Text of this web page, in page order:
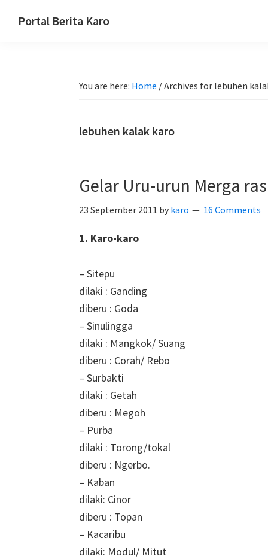
Portal Berita Karo
You are here: Home /Archives for lebuhen
lebuhen kalak karo
Gelar Uru-urun Merga
23 September 2011 by karo 16 Comments
1. Karo-karo
– Sitepu
dilaki : Ganding
diberu : Goda
– Sinulingga
dilaki : Mangkok/ Suang
diberu : Corah/ Rebo
– Surbakti
dilaki : Getah
diberu : Megoh
– Purba
dilaki : Torong/tokal
diberu : Ngerbo.
– Kaban
dilaki: Cinor
diberu : Topan
– Kacaribu
dilaki: Modul/ Mitut